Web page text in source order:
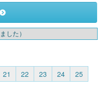
した）
21 22 23 24
25